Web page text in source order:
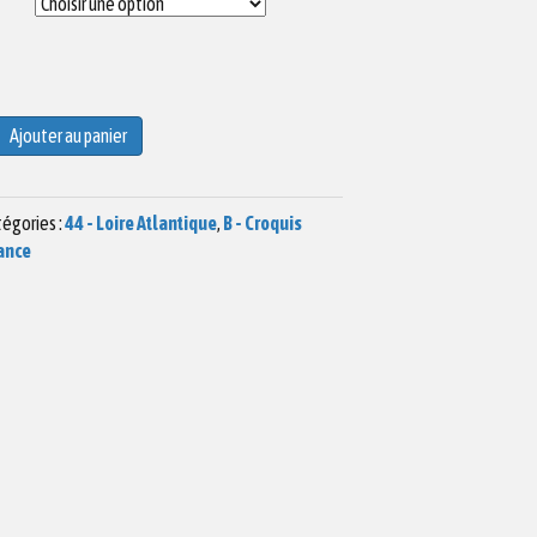
Ajouter au panier
:44 - Loire Atlantique B - Croquis